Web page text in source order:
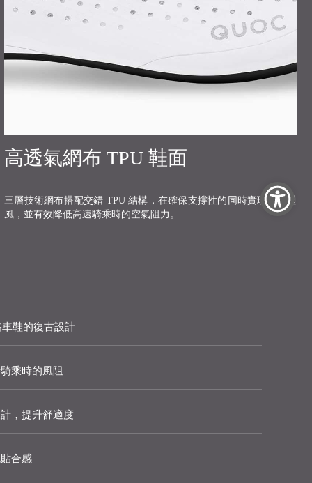
高透氣網布 TPU 鞋面
三層技術網布搭配交錯 TPU 結構，在確保支撐性的同時實現輕量通
風，並有效降低高速騎乘時的空氣阻力。
鞋的復古設計
乘時的風阻
，提升舒適度
合感